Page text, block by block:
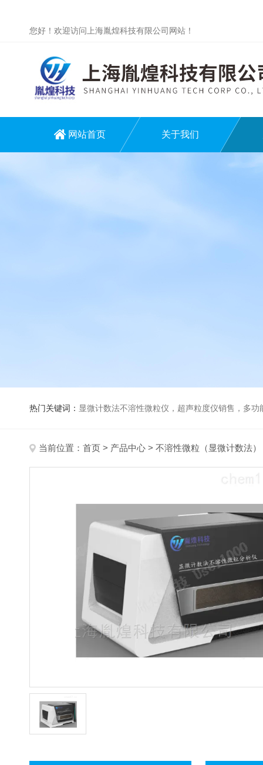
您好！欢迎访问上海胤煌科技有限公司网站！
网站首页 关于我们
热门关键词： 显微计数法不溶性微粒仪，超声粒度仪销售，多功能超声粒度分析仪，粒度及
当前位置： 首页 > 产品中心 > 不溶性微粒（显微计数法）